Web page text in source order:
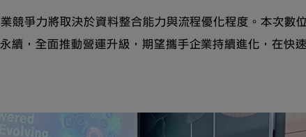
競爭力將取決於資料整合能力與流程優化程度。本次數
續，全面推動營運升級，期望攜手企業持續進化，在快